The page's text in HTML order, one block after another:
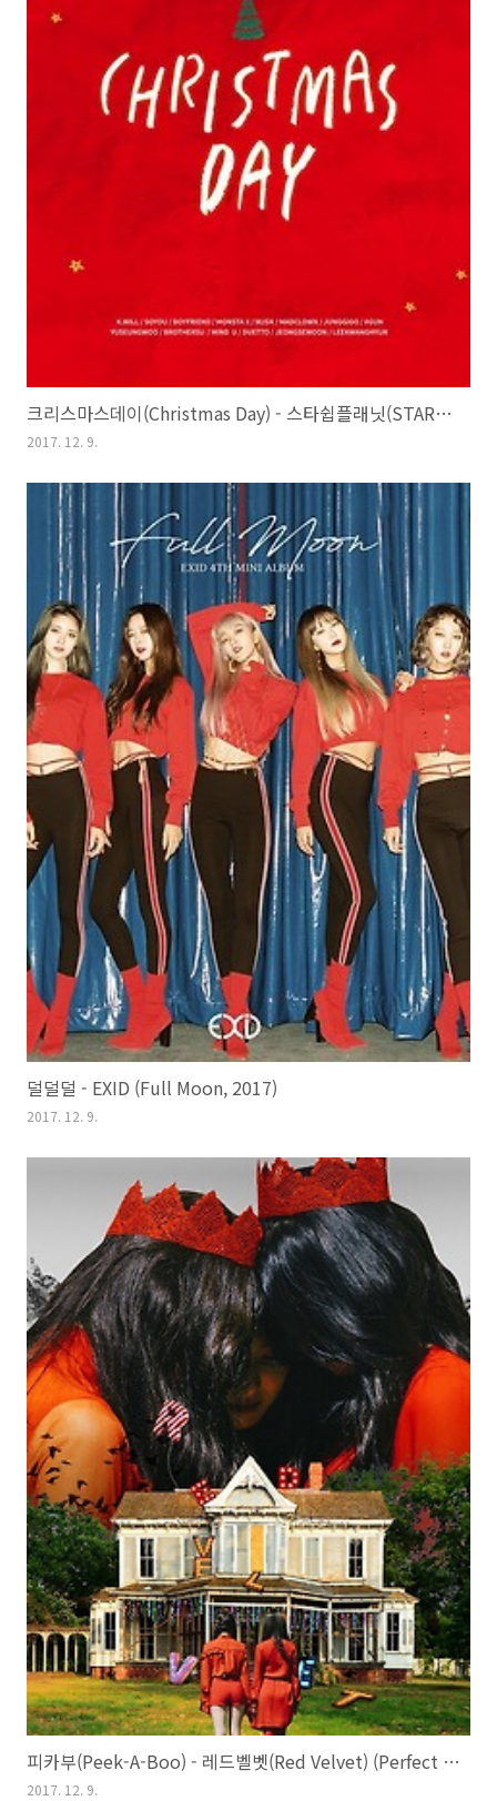
크리스마스데이(Christmas Day) - 스타쉽플래닛(STARSHIP PLANET) 2017
2017. 12. 9.
덜덜덜 - EXID (Full Moon, 2017)
2017. 12. 9.
피카부(Peek-A-Boo) - 레드벨벳(Red Velvet) (Perfect Velvet, 2017)
2017. 12. 9.